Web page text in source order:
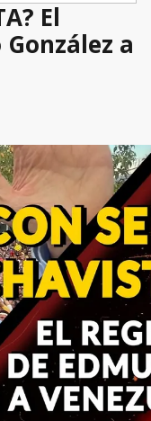
El
a